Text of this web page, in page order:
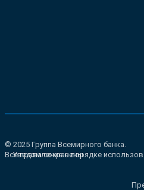
© 2025 Группа Всемирного банка.
Все права сохранены.
Уведомление о порядке